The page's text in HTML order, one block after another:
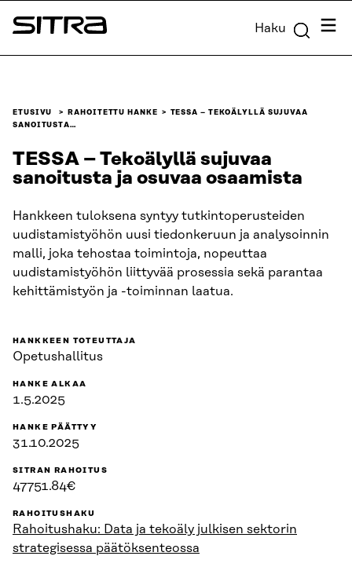
Siirry
suoraan
Sitra Haku
ETUSIVU RAHOITETTU HANKE
TESSA – TEKOÄLYLLÄ SUJUVAA
SANOITUSTA…
TESSA – Tekoälyllä sujuvaa
sanoitusta ja osuvaa osaamista
Hankkeen tuloksena syntyy tutkintoperusteiden
uudistamistyöhön uusi tiedonkeruun ja analysoinnin
malli, joka tehostaa toimintoja, nopeuttaa
uudistamistyöhön liittyvää prosessia sekä parantaa
kehittämistyön ja -toiminnan laatua.
HANKKEEN TOTEUTTAJA
Opetushallitus
HANKE ALKAA
1.5.2025
HANKE PÄÄTTYY
31.10.2025
SITRAN RAHOITUS
47751.84€
RAHOITUSHAKU
Rahoitushaku: Data ja tekoäly julkisen sektorin
strategisessa päätöksenteossa